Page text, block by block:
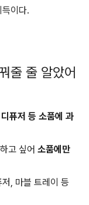
이다.
줄 줄 알았어
퓨저 등 소품에 과
고 싶어 소품에만
, 마블 트레이 등